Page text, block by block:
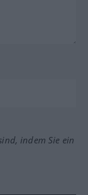
indem Sie ein